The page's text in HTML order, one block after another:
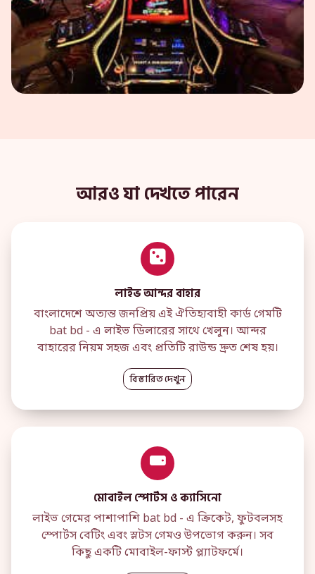
আরও যা দেখতে পারেন
লাইভ আন্দর বাহার
বাংলাদেশে অত্যন্ত জনপ্রিয় এই ঐতিহ্যবাহী কার্ড গেমটি
bat bd - এ লাইভ ডিলারের সাথে খেলুন। আন্দর
বাহারের নিয়ম সহজ এবং প্রতিটি রাউন্ড দ্রুত শেষ হয়।
বিস্তারিত দেখুন
মোবাইল স্পোর্টস ও ক্যাসিনো
লাইভ গেমের পাশাপাশি bat bd - এ ক্রিকেট, ফুটবলসহ
স্পোর্টস বেটিং এবং স্লটস গেমও উপভোগ করুন। সব
কিছু একটি মোবাইল-ফার্স্ট প্ল্যাটফর্মে।